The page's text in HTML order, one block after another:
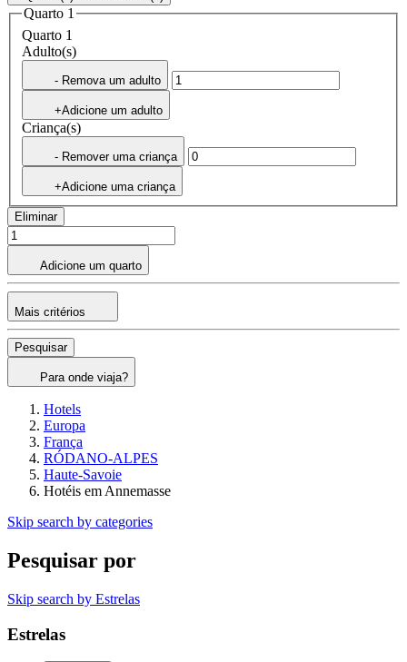
Quarto 1
Quarto 1
Adulto(s)
- Remova um adulto
+Adicione um adulto
Criança(s)
- Remover uma criança
+Adicione uma criança
Eliminar
Adicione um quarto
Mais critérios
Pesquisar
Para onde viaja?
Hotels
Europa
França
RÓDANO-ALPES
Haute-Savoie
Hotéis em Annemasse
Skip search by categories
Pesquisar por
Skip search by Estrelas
Estrelas